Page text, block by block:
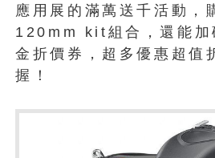
應用展的滿萬送千活動
120mm kit組合，還能加
金折價券，超多優惠超值
握！